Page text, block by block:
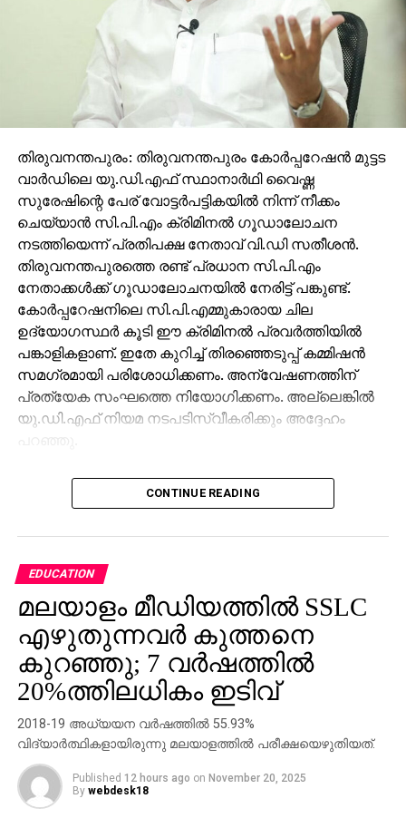
തിരുവനന്തപുരം: തിരുവനന്തപുരം കോര്‍പ്പറേഷന്‍ മുട്ടട
വാര്‍ഡിലെ യു.ഡി.എഫ് സ്ഥാനാര്‍ഥി വൈഷ്ണ
സുരേഷിന്റെ പേര് വോട്ടര്‍പട്ടികയില്‍ നിന്ന് നീക്കം
ചെയ്യാന്‍ സി.പി.എം ക്രിമിനല്‍ ഗൂഡാലോചന
നടത്തിയെന്ന് പ്രതിപക്ഷ നേതാവ് വി.ഡി സതീശന്‍.
തിരുവനന്തപുരത്തെ രണ്ട് പ്രധാന സി.പി.എം
നേതാക്കള്‍ക്ക് ഗൂഡാലോചനയില്‍ നേരിട്ട് പങ്കുണ്ട്.
കോര്‍പ്പറേഷനിലെ സി.പി.എമ്മുകാരായ ചില
ഉദ്യോഗസ്ഥര്‍ കൂടി ഈ ക്രിമിനല്‍ പ്രവര്‍ത്തിയില്‍
പങ്കാളികളാണ്. ഇതേ കുറിച്ച് തിരഞ്ഞെടുപ്പ് കമ്മിഷന്‍
സമഗ്രമായി പരിശോധിക്കണം. അന്വേഷണത്തിന്
പ്രത്യേക സംഘത്തെ നിയോഗിക്കണം. അല്ലെങ്കില്‍
യു.ഡി.എഫ് നിയമ നടപടിസ്വീകരിക്കും അദ്ദേഹം
വൈഷ്ണയുടെ വോട്ട് പുനസ്ഥാപിച്ചു കൊണ്ട് സംസ്ഥാന
തിരഞ്ഞെടുപ്പ് കമ്മിഷന്‍ പുറത്തിറക്കിയ ഉത്തരവിന്‍
പരാതിയില്‍ കോര്‍പ്പറേഷന്‍ ഇലക്ടറല്‍ രജിസ്ട്രേഷന്‍
ഓഫീസര്‍ തീര്‍ത്തും ഏകപക്ഷീയമായി
തീരുമാനമെടുത്തു. സി.പി.എമ്മിന്റെ ക്രിമിനല്‍
ഗൂഡാലോചനയ്ക്ക് എല്ലാ ഒത്താശയും
ചെയ്യുകയാണ് ഈ ഉദ്യോഗസ്ഥന്‍ ചെയ്തത്.
വൈഷ്ണയുടെ പേര് നീക്കം ചെയ്തതിന് ഒരു
ന്യായീകരണവും ഇല്ലെന്നാണ് തിരഞ്ഞെടുപ്പ്
കമ്മിഷന്റെ കണ്ടെത്തലെന്ന് പ്രതിപക്ഷ നേതാവ്
ചൂണ്ടിക്കാട്ടി.
വൈഷ്ണ ഹിയറിംഗ് സമയത്ത് നല്‍കിയ രേഖകള്‍ ഒന്നും
ഉദ്യോഗസ്ഥന്‍ പരിഗണിച്ചില്ല. വൈഷ്ണയുടെ
CONTINUE READING
EDUCATION
മലയാളം മീഡിയത്തില്‍ SSLC
എഴുതുന്നവര്‍ കുത്തനെ
കുറഞ്ഞു; 7 വര്‍ഷത്തില്‍
20%ത്തിലധികം ഇടിവ്
2018-19 അധ്യയന വര്‍ഷത്തില്‍ 55.93%
വിദ്യാര്‍ത്ഥികളായിരുന്നു മലയാളത്തില്‍ പരീക്ഷയെഴുതിയത്.
Published 12 hours ago on November 20, 2025
By webdesk18